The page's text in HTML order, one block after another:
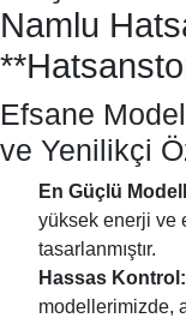
Namlu
Efsane
ve Yenilikçi
En Güçlü
yüksek enerji ve
tasarlanmıştır.
Hassas Kontrol:
modellerimizde,